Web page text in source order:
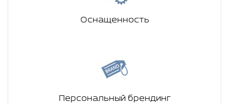
Оснащенность
Персональный брендинг